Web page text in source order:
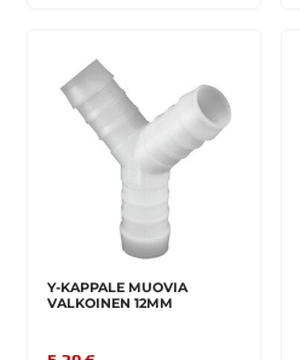
Y-KAPPALE MUOVIA
VALKOINEN 12MM